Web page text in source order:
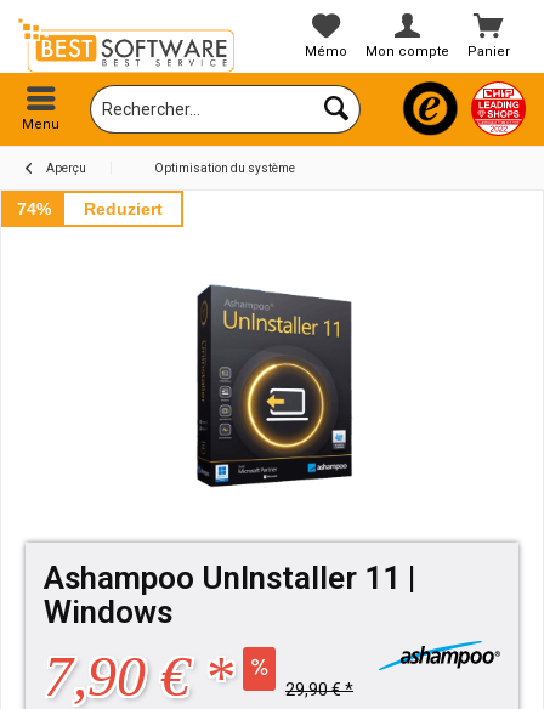
Panier
Mémo Mon compte
Menu
Aperçu Optimisation du système
74% Reduziert
Ashampoo UnInstaller 11 |
Windows
7,90 € * 29,90 € *